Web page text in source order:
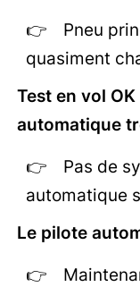
Pneu
quasiment
Test en vol
automatique
Pas de
automatique
Le pilote